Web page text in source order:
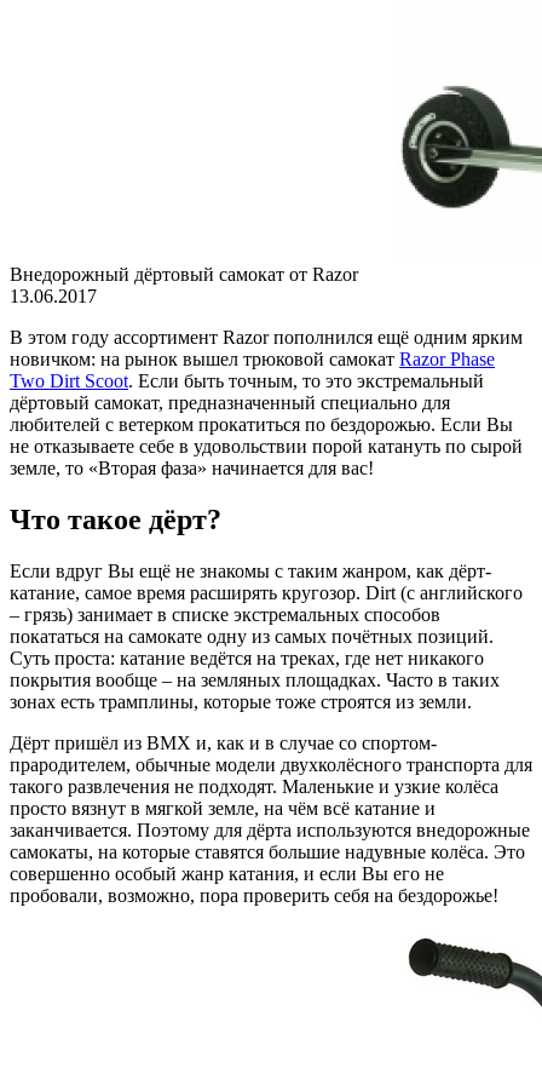
Внедорожный дёртовый самокат от Razor
13.06.2017
В этом году ассортимент Razor пополнился ещё одним ярким
новичком: на рынок вышел трюковой самокат Razor Phase
Two Dirt Scoot. Если быть точным, то это экстремальный
дёртовый самокат, предназначенный специально для
любителей с ветерком прокатиться по бездорожью. Если Вы
не отказываете себе в удовольствии порой катануть по сырой
земле, то «Вторая фаза» начинается для вас!
Что такое дёрт?
Если вдруг Вы ещё не знакомы с таким жанром, как дёрт-
катание, самое время расширять кругозор. Dirt (с английского
– грязь) занимает в списке экстремальных способов
покататься на самокате одну из самых почётных позиций.
Суть проста: катание ведётся на треках, где нет никакого
покрытия вообще – на земляных площадках. Часто в таких
зонах есть трамплины, которые тоже строятся из земли.
Дёрт пришёл из BMX и, как и в случае со спортом-
прародителем, обычные модели двухколёсного транспорта для
такого развлечения не подходят. Маленькие и узкие колёса
просто вязнут в мягкой земле, на чём всё катание и
заканчивается. Поэтому для дёрта используются внедорожные
самокаты, на которые ставятся большие надувные колёса. Это
совершенно особый жанр катания, и если Вы его не
пробовали, возможно, пора проверить себя на бездорожье!